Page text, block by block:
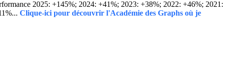
2025: +145%; 2024: +41%; 2023: +38%; 2022: +46%; 2021:
Clique-ici pour découvrir l'Académie des Graphs où je